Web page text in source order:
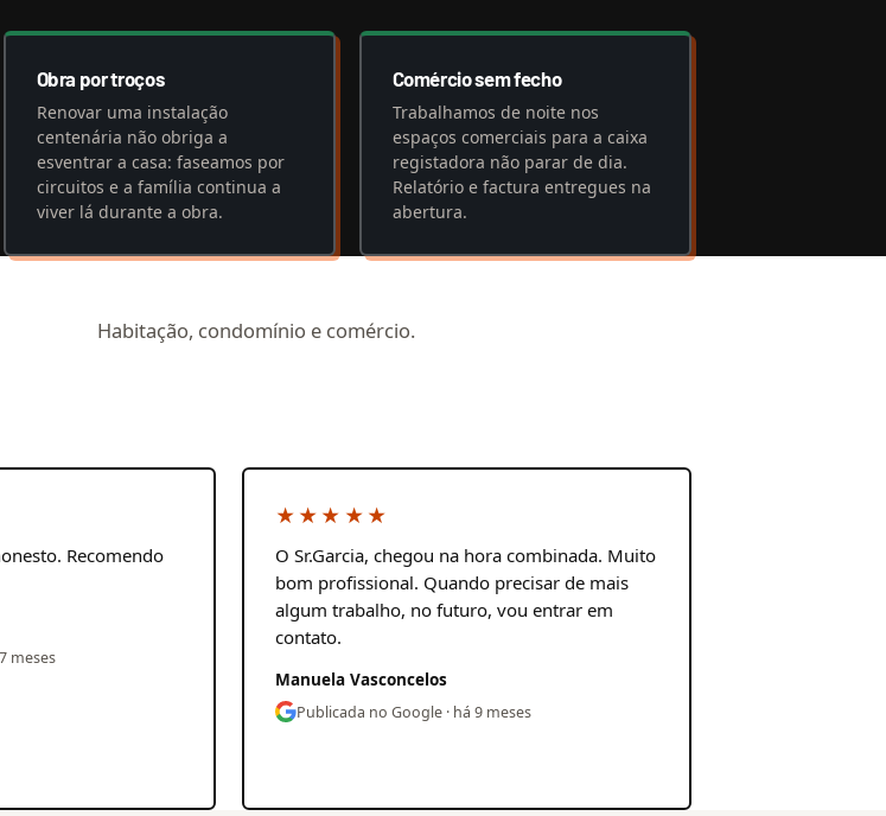
Obra por troços
Renovar uma instalação
centenária não obriga a
esventrar a casa: faseamos por
circuitos e a família continua a
viver lá durante a obra.
Comércio sem fecho
Trabalhamos de noite nos
espaços comerciais para a caixa
registadora não parar de dia.
Relatório e factura entregues na
abertura.
Habitação, condomínio e comércio.
Recomendo
meses
★★★★★
O Sr.Garcia, chegou na hora combinada. Muito
bom profissional. Quando precisar de mais
algum trabalho, no futuro, vou entrar em
contato.
Manuela Vasconcelos
Publicada no Google · há 9 meses